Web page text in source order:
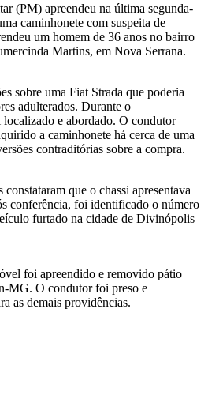
(PM) apreendeu na última segunda-
caminhonete com suspeita de
um homem de 36 anos no bairro
Martins, em Nova Serrana.
sobre uma Fiat Strada que poderia
adulterados. Durante o
e abordado. O condutor
a caminhonete há cerca de uma
contraditórias sobre a compra.
que o chassi apresentava
conferência, foi identificado o número
furtado na cidade de Divinópolis
foi apreendido e removido pátio
MG. O condutor foi preso e
as demais providências.